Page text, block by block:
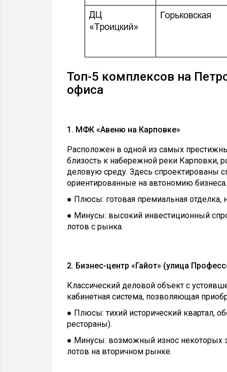
Топ-5 комплексов на
офиса
1. МФК «Авеню на Карповке»
Расположен в одной из самых
близость к набережной реки Карповки,
деловую среду. Здесь спроектированы
ориентированные на автономию бизнеса.
● Плюсы: готовая премиальная отделка,
● Минусы: высокий инвестиционный
лотов с рынка.
2. Бизнес-центр «Гайот» (улица
Классический деловой объект с
кабинетная система, позволяющая
● Плюсы: тихий исторический квартал,
рестораны).
● Минусы: возможный износ некоторых
лотов на вторичном рынке.